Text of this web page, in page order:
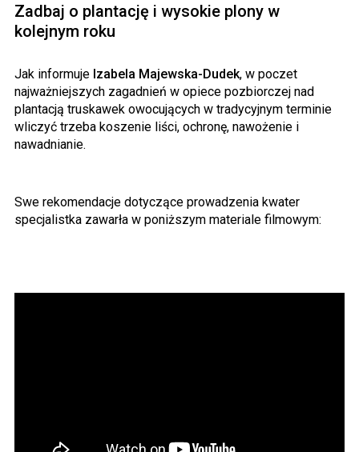
Zadbaj o plantację i wysokie plony w
kolejnym roku
Jak informuje Izabela Majewska-Dudek, w poczet
najważniejszych zagadnień w opiece pozbiorczej nad
plantacją truskawek owocujących w tradycyjnym terminie
wliczyć trzeba koszenie liści, ochronę, nawożenie i
nawadnianie.
Swe rekomendacje dotyczące prowadzenia kwater
specjalistka zawarła w poniższym materiale filmowym: